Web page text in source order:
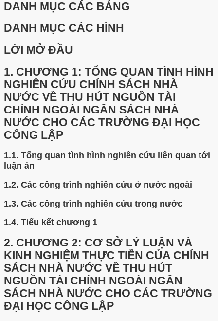
DANH MỤC CÁC BẢNG
DANH MỤC CÁC HÌNH
LỜI MỞ ĐẦU
1. CHƯƠNG 1: TỔNG QUAN TÌNH HÌNH
NGHIÊN CỨU CHÍNH SÁCH NHÀ
NƯỚC VỀ THU HÚT NGUỒN TÀI
CHÍNH NGOÀI NGÂN SÁCH NHÀ
NƯỚC CHO CÁC TRƯỜNG ĐẠI HỌC
CÔNG LẬP
1.1. Tổng quan tình hình nghiên cứu liên quan tới
luận án
1.2. Các công trình nghiên cứu ở nước ngoài
1.3. Các công trình nghiên cứu trong nước
1.4. Tiểu kết chương 1
2. CHƯƠNG 2: CƠ SỞ LÝ LUẬN VÀ
KINH NGHIỆM THỰC TIỄN CỦA CHÍNH
SÁCH NHÀ NƯỚC VỀ THU HÚT
NGUỒN TÀI CHÍNH NGOÀI NGÂN
SÁCH NHÀ NƯỚC CHO CÁC TRƯỜNG
ĐẠI HỌC CÔNG LẬP